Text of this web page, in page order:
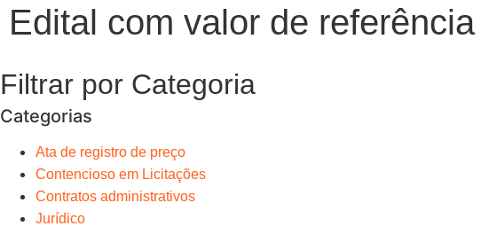
Edital com valor de
Filtrar por Categoria
Categorias
Ata de registro de preço
Contencioso em Licitações
Contratos administrativos
Jurídico